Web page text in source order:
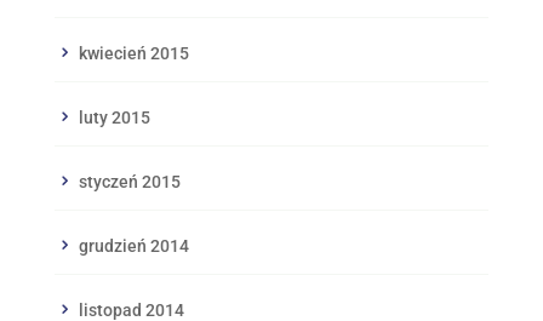
kwiecień 2015
luty 2015
styczeń 2015
grudzień 2014
listopad 2014